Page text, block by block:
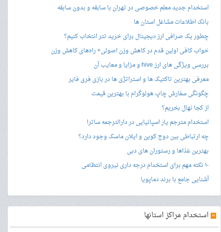
استخدام جدید معلم خصوصی در تهران با سابقه و بدون سابقه
بانک اطلاعات مشاغل استان ها
چطور یک صرافی ارز دیجیتال برای خرید تتر انتخاب کنیم؟
خواب کافی اولین قدم در کاهش وزن اصولی+ راه‌های کاهش وزن
بررسی ویژگی های ارز hive و مزایا و معایب آن
معرفی بهترین تاکتیک ها و استراتژی ها در بازی فری فایر
چگونگی سفارش چاپ هولوگرام با بهترین قیمت
از کجا نهال بخریم؟
استخدام مترجم یار اسپانیایی در دارالترجمه ساترا
چه ارتباطی بین دوج کوین و ایلان ماسک وجود دارد؟
بهترین غذاها و رستوران های دبی
۱۰ نکته مهم برای استخدام درجه داری نیروی انتظامی
آشنایی جامع با برند دماپویا
» استخدام مراکز استانها